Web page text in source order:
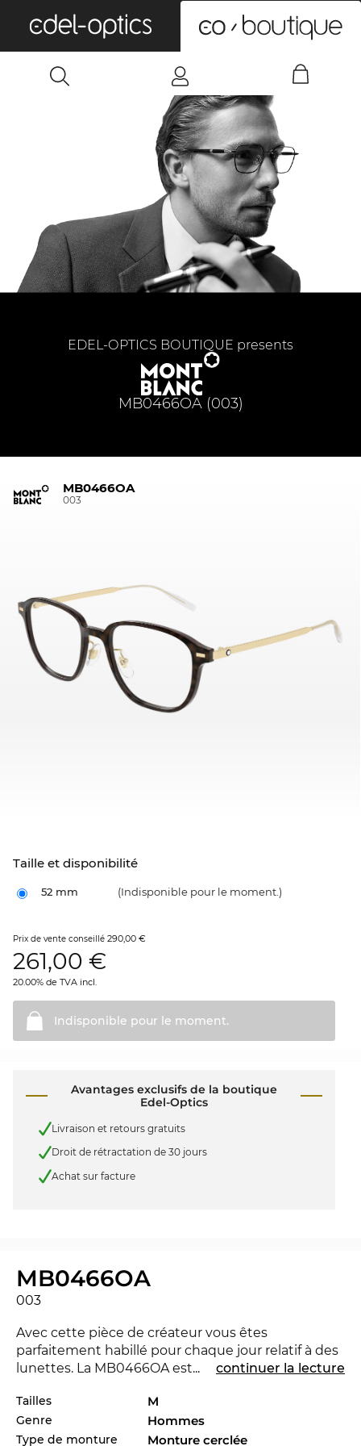
MB0466OA (003)
EDEL-OPTICS BOUTIQUE presents
MB0466OA
003
Taille et disponibilité
52 mm (Indisponible pour le moment.)
Prix de vente conseillé 290,00 €
261,00 €
20.00% de TVA incl.
Indisponible pour le moment.
Avantages exclusifs de la boutique
Edel-Optics
Livraison et retours gratuits
Droit de rétractation de 30 jours
Achat sur facture
MB0466OA
003
Avec cette pièce de créateur vous êtes
parfaitement habillé pour chaque jour relatif à des
lunettes. La MB0466OA est nouvelle dans le
MB0466OA est aussi disponible dans autres styles
des collectionnes de la marque
2025 et 2026 à la boutique d’Edel-Optics en ligne.
... continuer la lecture
Tailles M
Genre Hommes
Type de monture Monture cerclée